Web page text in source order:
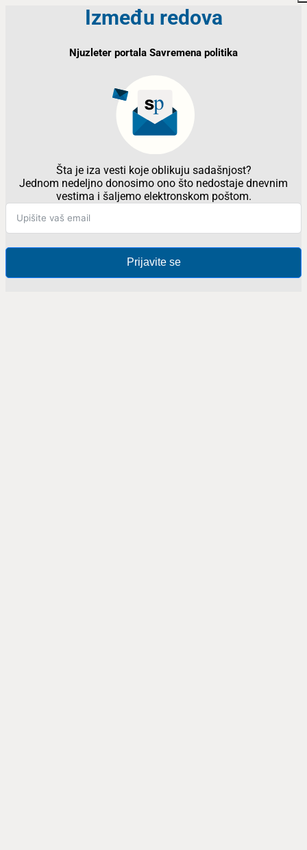
Između redova
Njuzleter portala Savremena politika
Šta je iza vesti koje oblikuju sadašnjost?
Jednom nedeljno donosimo ono što nedostaje dnevnim
vestima i šaljemo elektronskom poštom.
Prijavite se